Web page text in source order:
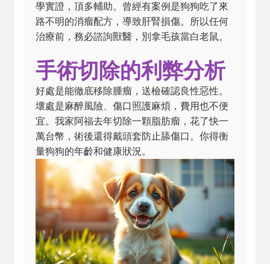
學實證，頂多輔助。曾經有案例是狗狗吃了來
路不明的消瘤配方，導致肝腎損傷。所以任何
治療前，務必諮詢獸醫，別拿毛孩當白老鼠。
手術切除的利弊分析
好處是能徹底移除腫瘤，送檢確認良性惡性。
壞處是麻醉風險、傷口照護麻煩，費用也不便
宜。我家阿福去年切除一顆脂肪瘤，花了快一
萬台幣，術後還得戴頭套防止舔傷口。你得衡
量狗狗的年齡和健康狀況。